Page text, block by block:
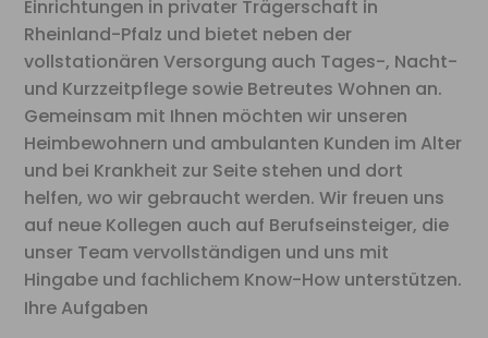
Einrichtungen in privater Trägerschaft in
Rheinland-Pfalz und bietet neben der
vollstationären Versorgung auch Tages-, Nacht-
und Kurzzeitpflege sowie Betreutes Wohnen an.
Gemeinsam mit Ihnen möchten wir unseren
Heimbewohnern und ambulanten Kunden im Alter
und bei Krankheit zur Seite stehen und dort
helfen, wo wir gebraucht werden. Wir freuen uns
auf neue Kollegen auch auf Berufseinsteiger, die
unser Team vervollständigen und uns mit
Hingabe und fachlichem Know-How unterstützen.
Ihre Aufgaben